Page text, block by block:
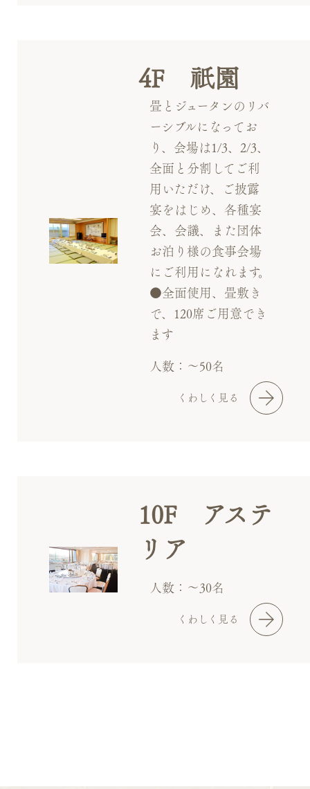
4F 祇園
畳とジュータンのリバ
ーシブルになってお
り、会場は1/3、2/3、
全面と分割してご利
用いただけ、ご披露
宴をはじめ、各種宴
会、会議、また団体
お泊り様の食事会場
にご利用になれます。
●全面使用、畳敷き
で、120席ご用意でき
ます
人数：～50名
くわしく見る
10F アステ
リア
人数：～30名
くわしく見る